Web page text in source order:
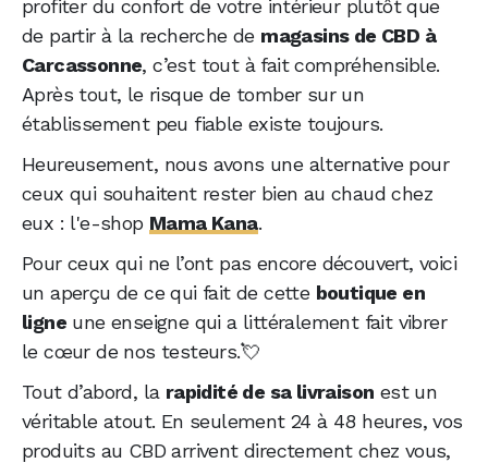
profiter du confort de votre intérieur plutôt que
de partir à la recherche de magasins de CBD à
Carcassonne, c’est tout à fait compréhensible.
Après tout, le risque de tomber sur un
établissement peu fiable existe toujours.
Heureusement, nous avons une alternative pour
ceux qui souhaitent rester bien au chaud chez
eux : l'e-shop Mama Kana.
Pour ceux qui ne l’ont pas encore découvert, voici
un aperçu de ce qui fait de cette boutique en
ligne une enseigne qui a littéralement fait vibrer
le cœur de nos testeurs.💘
Tout d’abord, la rapidité de sa livraison est un
véritable atout. En seulement 24 à 48 heures, vos
produits au CBD arrivent directement chez vous,